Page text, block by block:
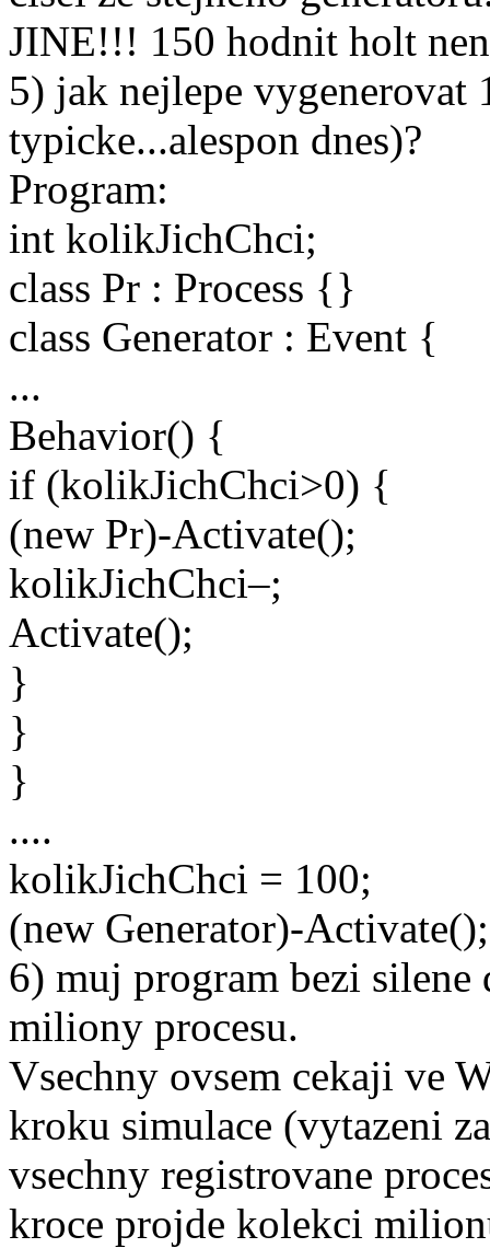
JINE!!! 150 hodnit holt
5) jak nejlepe vygenerovat
typicke...alespon dnes)?
Program:
int kolikJichChci;
class Pr : Process {}
class Generator : Event {
...
Behavior() {
if (kolikJichChci>0) {
(new Pr)-Activate();
kolikJichChci–;
Activate();
}
}
}
....
kolikJichChci = 100;
(new Generator)-Activate();
6) muj program bezi
miliony procesu.
Vsechny ovsem cekaji ve
kroku simulace (vytazeni
vsechny registrovane
kroce projde kolekci